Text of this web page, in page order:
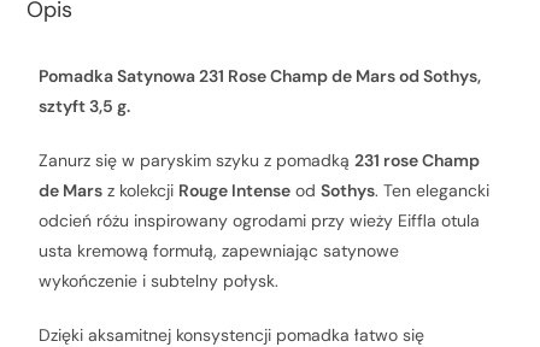
Opis
Pomadka Satynowa 231 Rose Champ de Mars od Sothys,
sztyft 3,5 g.
Zanurz się w paryskim szyku z pomadką231 rose Champ
de Mars z kolekcji Rouge Intense odSothys. Ten elegancki
odcień różu inspirowany ogrodami przy wieży Eiffla otula
usta kremową formułą, zapewniając satynowe
wykończenie i subtelny połysk.
Dzięki aksamitnej konsystencji pomadka łatwo się